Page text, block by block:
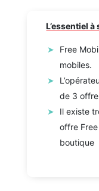
L’essentiel
Free
mobiles.
de 3
Il existe
offre
boutique